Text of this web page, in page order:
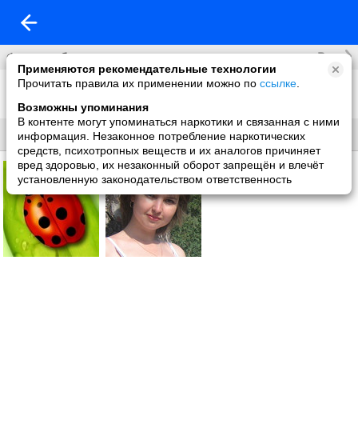
Применяются рекомендательные технологии
Прочитать правила их применении можно по ссылке
Возможны упоминания
В контенте могут упоминаться наркотики и связанная с ними
информация. Незаконное потребление наркотических
средств, психотропных веществ и их аналогов причиняет
вред здоровью, их незаконный оборот запрещён и влечёт
установленную законодательством ответственность
Фотоальбомы Все
Фото со мной
Без названия